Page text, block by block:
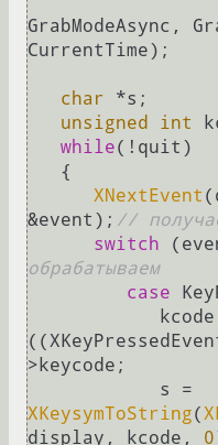
GrabModeAsync,
CurrentTime);
char *s;
unsigned
int
while(!quit)
XNextEvent
&event); //
switch
обрабатываем
case
>keycode;
XKeysymToString(
display, kcode, 0